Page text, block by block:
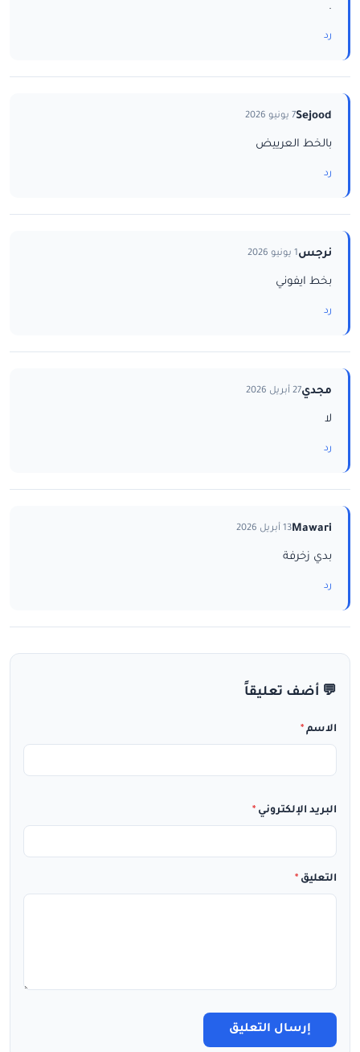
.
رد
Sejood7 يونيو 2026
بالخط العرييض
رد
نرجس1 يونيو 2026
بخط ايفوني
رد
مجدي27 أبريل 2026
لا
رد
Mawari13 أبريل 2026
بدي زخرفة
رد
💬 أضف تعليقاً
الاسم *
البريد الإلكتروني *
التعليق *
إرسال التعليق